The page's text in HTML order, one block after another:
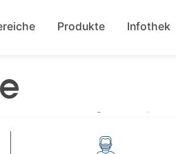
navigation
Produkte Infothek